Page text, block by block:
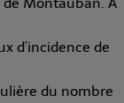
d’incidence de
du nombre